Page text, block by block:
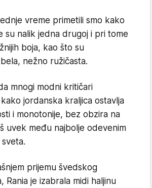
vreme primetili smo kako
su nalik jedna drugoj i pri tome
boja, kao što su
nežno ružičasta.
mnogi modni kritičari
jordanska kraljica ostavlja
i monotonije, bez obzira na
uvek među najbolje odevenim
prijemu švedskog
Rania je izabrala midi haljinu